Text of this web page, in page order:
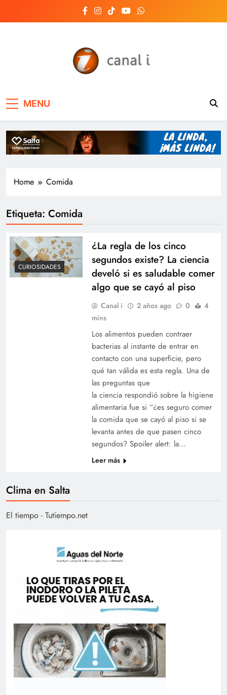
Salta, Argentina y el
mundo, las 24 horas
del día
MENU
Home Comida
Etiqueta: Comida
CURIOSIDADES
¿La regla de los cinco
segundos existe? La ciencia
develó si es saludable comer
algo que se cayó al piso
Canal i 2 años ago 0
4
mins
Los alimentos pueden contraer
bacterias al instante de entrar en
contacto con una superficie, pero
qué tan válida es esta regla. Una de
las preguntas que
la ciencia respondió sobre la higiene
alimentaria fue si “¿es seguro comer
la comida que se cayó al piso si se
levanta antes de que pasen cinco
segundos? Spoiler alert: la…
Leer más
Clima en Salta
El tiempo - Tutiempo.net